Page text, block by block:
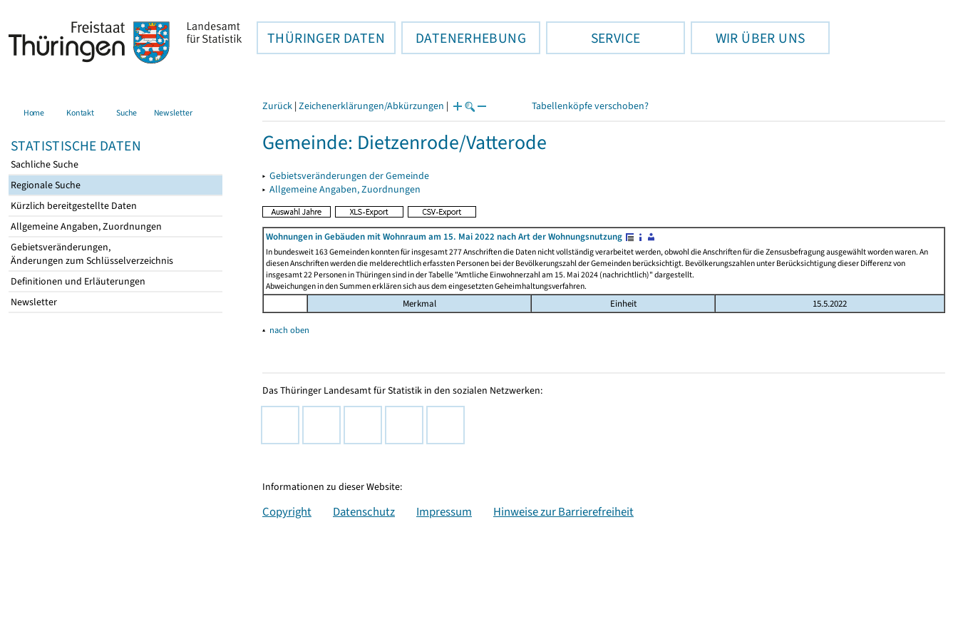
THÜRINGER DATEN DATENERHEBUNG SERVICE WIR ÜBER UNS
Home Kontakt Suche Newsletter
STATISTISCHE DATEN
Sachliche Suche
Regionale Suche
Kürzlich bereitgestellte Daten
Allgemeine Angaben, Zuordnungen
Gebietsveränderungen,
Änderungen zum Schlüsselverzeichnis
Definitionen und Erläuterungen
Newsletter
Zurück | Zeichenerklärungen/Abkürzungen | Tabellenköpfe verschoben?
Gemeinde: Dietzenrode/Vatterode
▸ Gebietsveränderungen der Gemeinde
▸ Allgemeine Angaben, Zuordnungen
Wohnungen in Gebäuden mit Wohnraum am 15. Mai 2022 nach Art der Wohnungsnutzung
In bundesweit 163 Gemeinden konnten für insgesamt 277 Anschriften die Daten nicht vollständig verarbeitet werden, obwohl die Anschriften für die Zensusbefragung ausgewählt worden waren. An
diesen Anschriften werden die melderechtlich erfassten Personen bei der Bevölkerungszahl der Gemeinden berücksichtigt. Bevölkerungszahlen unter Berücksichtigung dieser Differenz von
insgesamt 22 Personen in Thüringen sind in der Tabelle "Amtliche Einwohnerzahl am 15. Mai 2024 (nachrichtlich)" dargestellt.
Abweichungen in den Summen erklären sich aus dem eingesetzten Geheimhaltungsverfahren.
Merkmal Einheit 15.5.2022
▴ nach oben
Das Thüringer Landesamt für Statistik in den sozialen Netzwerken:
Informationen zu dieser Website:
Copyright Datenschutz Impressum Hinweise zur Barrierefreiheit